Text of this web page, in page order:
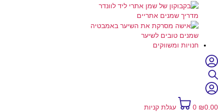
מדריך שמנים אתריים
שמנים טובים לשיער
חנויות ומשווקים
₪0.00
0
עגלת קניות